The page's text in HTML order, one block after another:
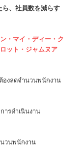
、社員数を減らす
・マイ・ディー・ク
ット・ジャムヌア
องลดจำนวนพนักงาน
ารดำเนินงาน
นวนพนักงาน